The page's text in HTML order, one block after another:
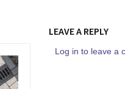
LEAVE A REPLY
Log in to leave a